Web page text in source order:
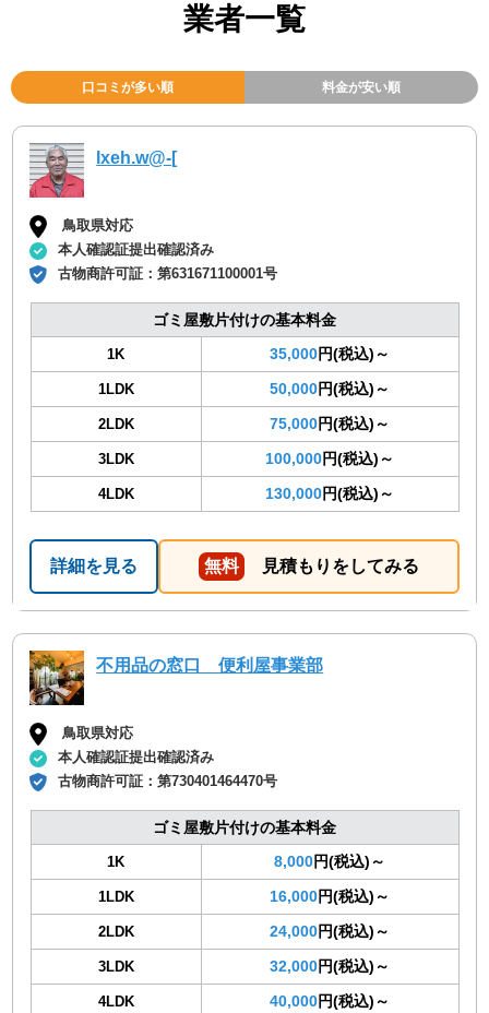
業者一覧
口コミが多い順 料金が安い順
lxeh.w@-[
鳥取県対応
本人確認証提出確認済み
古物商許可証：第631671100001号
ゴミ屋敷片付けの基本料金
1K 35,000円(税込)～
1LDK 50,000円(税込)～
2LDK 75,000円(税込)～
3LDK 100,000円(税込)～
4LDK 130,000円(税込)～
詳細を見る 無料 見積もりをしてみる
不用品の窓口 便利屋事業部
鳥取県対応
本人確認証提出確認済み
古物商許可証：第730401464470号
ゴミ屋敷片付けの基本料金
1K 8,000円(税込)～
1LDK 16,000円(税込)～
2LDK 24,000円(税込)～
3LDK 32,000円(税込)～
4LDK 40,000円(税込)～